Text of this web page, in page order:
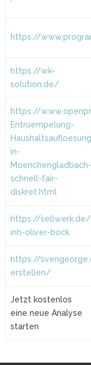
https://
https://wk-
solution.de/
https://
Entruempelung-
in-
Moenchengladbach-
schnell-fair-
diskret.html
https://
inh-oliver-bock
https://
erstellen/
Jetzt kostenlos
eine neue Analyse
starten